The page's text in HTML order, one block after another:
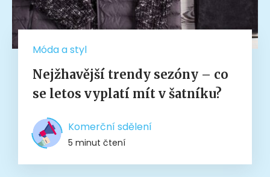
Móda a styl
Nejžhavější trendy sezóny – co
se letos vyplatí mít v šatníku?
Komerční sdělení
5 minut čtení